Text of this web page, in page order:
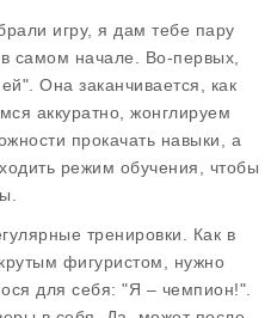
игру, я дам тебе пару
самом начале. Во-первых,
Она заканчивается, как
аккуратно, жонглируем
прокачать навыки, а
режим обучения, чтобы
тренировки. Как в
фигуристом, нужно
для себя: "Я – чемпион!".